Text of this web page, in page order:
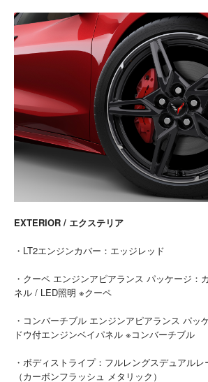
EXTERIOR / エクステリア
・LT2エンジンカバー：エッジレッド
・クーペ エンジンアピアランス パッケージ：
ネル / LED照明 ※クーペ
・コンバーチブル エンジンアピアランス パッ
ドウ付エンジンベイパネル ※コンバーチブル
・ボディストライプ：フルレングスデュアル
（カーボンフラッシュ メタリック）